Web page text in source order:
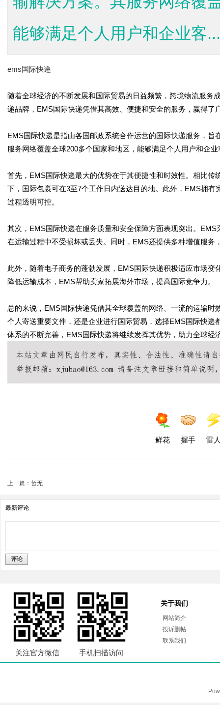
能够满足个人用户和企业客...
ems国际快递
随着全球经济的不断发展和国际贸易的日益频繁，跨境物流服
递品牌，EMS国际快递凭借其高效、便捷和安全的服务，赢得了
EMS国际快递是指由各国邮政系统合作运营的国际快递服务，
服务网络覆盖全球200多个国家和地区，能够满足个人用户和企
首先，EMS国际快递最大的优势在于其便捷性和时效性。相比
下，国际包裹可在3至7个工作日内送达目的地。此外，EMS拥
过程透明可控。
其次，EMS国际快递在服务质量和安全保障方面表现突出。
在运输过程中不受损坏或丢失。同时，EMS还提供多种增值服
此外，随着电子商务的蓬勃发展，EMS国际快递积极适应市场
降低运输成本，EMS帮助卖家拓展海外市场，提高国际竞争力。
总的来说，EMS国际快递凭借其全球覆盖的网络、一流的运输
个人寄送重要文件，还是企业进行国际贸易，选择EMS国际快
体系的不断完善，EMS国际快递将继续发挥其优势，助力全球经
鲜花 握手 雷
上一篇：暂无
最新评论
评论
关注官方微信 手机扫描访问
关于我们
网站简介
投诉删帖
联系我们